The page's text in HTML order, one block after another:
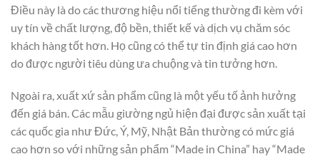
Điều này là do các thương hiệu nổi tiếng thường đi kèm với
uy tín về chất lượng, độ bền, thiết kế và dịch vụ chăm sóc
khách hàng tốt hơn. Họ cũng có thể tự tin định giá cao hơn
do được người tiêu dùng ưa chuộng và tin tưởng hơn.
Ngoài ra, xuất xứ sản phẩm cũng là một yếu tố ảnh hưởng
đến giá bán. Các mẫu giường ngủ hiện đại được sản xuất tại
các quốc gia như Đức, Ý, Mỹ, Nhật Bản thường có mức giá
cao hơn so với những sản phẩm “Made in China” hay “Made